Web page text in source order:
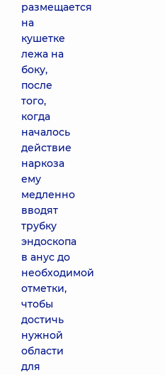
размещается
на
кушетке
лежа на
боку,
после
того,
когда
началось
действие
наркоза
ему
медленно
вводят
трубку
эндоскопа
в анус до
необходимой
отметки,
чтобы
достичь
нужной
области
для